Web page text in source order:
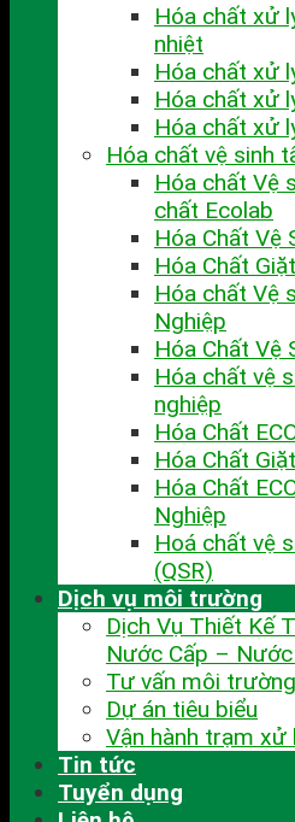
Hóa chất xử
nhiệt
Hóa chất xử
Hóa chất xử
Hóa chất xử
Hóa chất vệ sinh
Hóa chất Vệ
chất Ecolab
Hóa Chất Vệ
Hóa Chất
Hóa chất Vệ
Nghiệp
Hóa Chất Vệ
Hóa chất vệ
nghiệp
Hóa Chất
Hóa Chất
Hóa Chất
Nghiệp
Hoá chất vệ
(QSR)
Dịch vụ môi trường
Dịch Vụ Thiết Kế
Nước Cấp –
Tư vấn môi trường
Dự án tiêu biểu
Vận hành trạm xử
Tin tức
Tuyển dụng